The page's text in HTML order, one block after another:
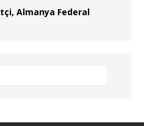
Almanya Federal